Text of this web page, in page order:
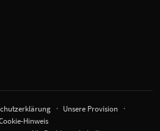
Unsere Provision
Hinweis
Sag mir, was Du brauchst – ich richte
Dir die Suche ein.